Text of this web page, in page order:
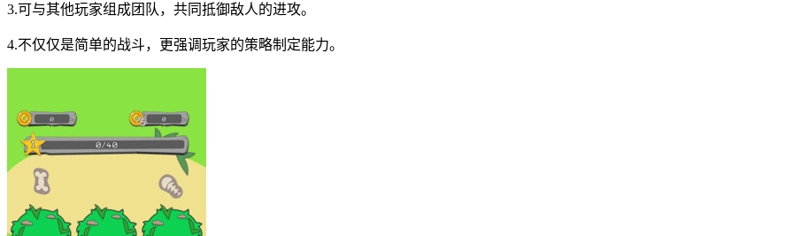
3.可与其他玩家组成团队，共同抵御敌人的进攻。
4.不仅仅是简单的战斗，更强调玩家的策略制定能力。